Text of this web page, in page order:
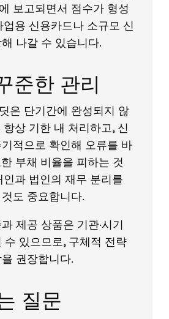
보고되면서 점수가 형성
업용 신용카드나 소규모 신
나갈 수 있습니다.
준한 관리
은 단기간에 완성되지 않
항상 기한 내 처리하고, 신
적으로 확인해 오류를 바
부채 비율을 피하는 것
인과 법인의 재무 분리를
도 중요합니다.
제공 상품은 기관·시기
수 있으므로, 구체적 전략
권장합니다.
질문